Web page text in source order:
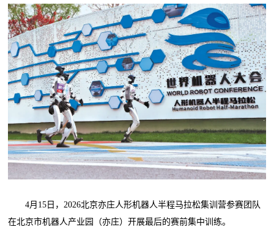
4月15日，2026北京亦庄人形机器人半程马拉松集训营参赛团队
在北京市机器人产业园（亦庄）开展最后的赛前集中训练。